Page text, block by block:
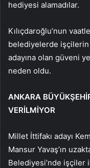
hediyesi alamadılar.
Kılıçdaroğlu’nun
belediyelerde
adayına olan güveni
neden oldu.
ANKARA
VERİLMİYOR
Millet İttifakı adayı
Mansur Yavaş’ın
Belediyesi’nde işçiler